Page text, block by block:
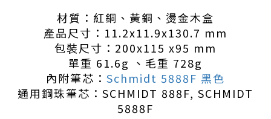
材質： 紅銅、黃銅、燙金木盒
產品尺寸： 11.2x11.9x130.7 mm
包裝尺寸：200x115 x95 mm
單重 61.6g 、毛重 728g
內附筆芯： Schmidt 5888F 黑色
通用鋼珠筆芯：SCHMIDT 888F, SCHMIDT
5888F